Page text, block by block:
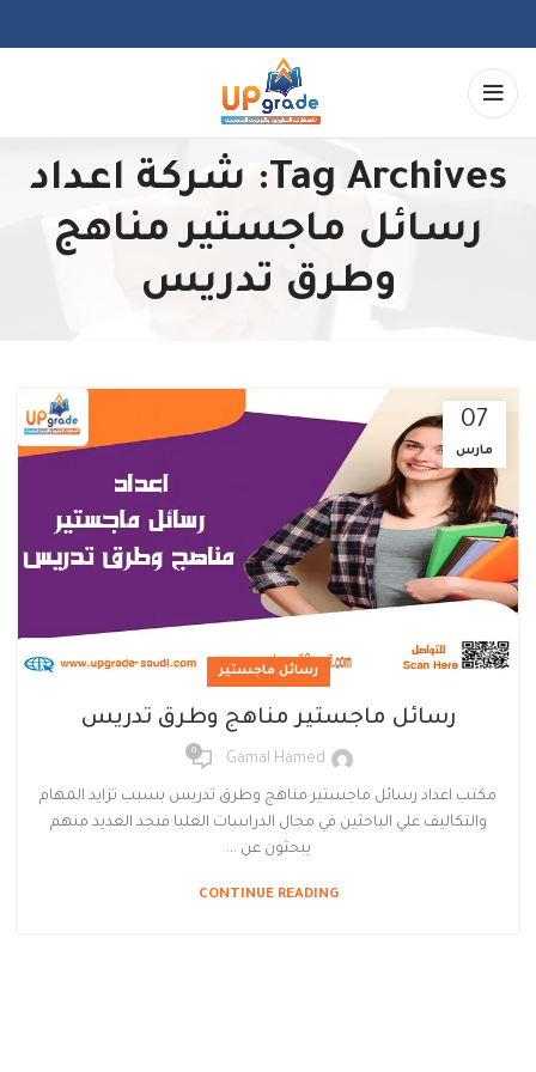
Tag Archives: شركة اعداد
رسائل ماجستير مناهج
وطرق تدريس
07
مارس
رسائل ماجستير
رسائل ماجستير مناهج وطرق تدريس
Gamal Hamed
0
مكتب اعداد رسائل ماجستير مناهج وطرق تدريس بسبب تزايد المهام
والتكاليف علي الباحثين في مجال الدراسات العليا فنجد العديد منهم
يبحثون عن ...
CONTINUE READING